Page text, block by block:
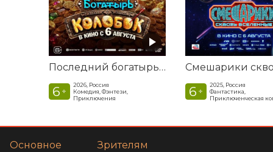
Последний богатырь. Колобок
6 +
2026, Россия
Комедия, Фэнтези,
Приключения
6 +
2025, Россия
Фантастика,
Приключенческая
Основное
Зрителям